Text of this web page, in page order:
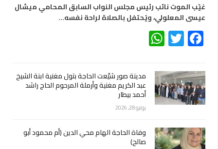
غيّب الموت نائب رئيس مجلس النواب السابق المحامي ميشال
عيسى المعلولي، ويُحتفل بالصلاة لراحة نفسه…
Facebook
Twitter
مدينة صور شيّعت الحاجة بتول مغنية ابنة الشيخ
عبد الكريم مغنية وأرملة المرحوم الحاج راشد
أحمد بيطار
يوليو 28, 2026
وفاة الحاجة الهام محي الدين (أم محمود أبو
صالح)